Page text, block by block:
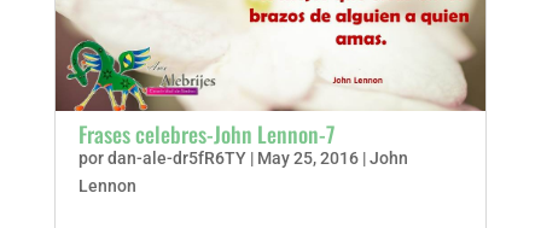
Frases celebres-John Lennon-7
pordan-ale-dr5fR6TY| May 25, 2016|John
Lennon